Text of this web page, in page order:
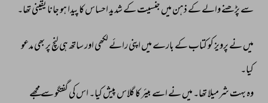
سے پڑھنے والے کے ذہن میں جنسیت کے شدید احساس کا پیدا ہو جانا یقینی تھا۔
میں نے پرویز کو کتاب کے بارے میں اپنی رائے لکھی اور ساتھ ہی لنچ پر بھی مدعو
کیا۔
وہ بہت شرمیلا تھا۔ میں نے اسے بیئر کا گلاس پیش کیا۔ اس کی گفتگو سے مجھے